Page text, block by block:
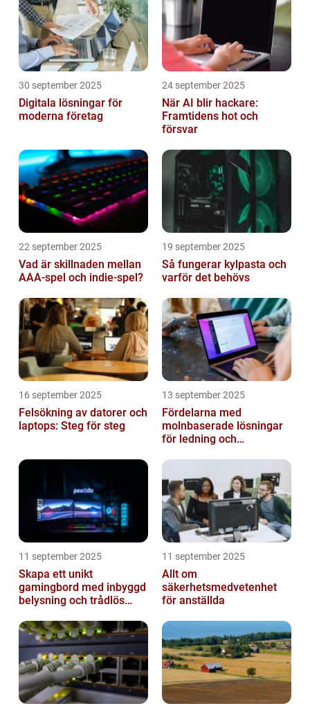
30 september 2025
Digitala lösningar för
moderna företag
24 september 2025
När AI blir hackare:
Framtidens hot och
försvar
22 september 2025
Vad är skillnaden mellan
AAA-spel och indie-spel?
19 september 2025
Så fungerar kylpasta och
varför det behövs
16 september 2025
Felsökning av datorer och
laptops: Steg för steg
13 september 2025
Fördelarna med
molnbaserade lösningar
för ledning och
11 september 2025
Skapa ett unikt
gamingbord med inbyggd
belysning och trådlös
11 september 2025
Allt om
säkerhetsmedvetenhet
för anställda